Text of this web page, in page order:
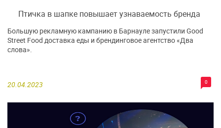
Птичка в шапке повышает узнаваемость бренда
20.04.2023 0
Большую рекламную кампанию в Барнауле запустили Good
Street Food доставка еды и брендинговое агентство «Два
слова».